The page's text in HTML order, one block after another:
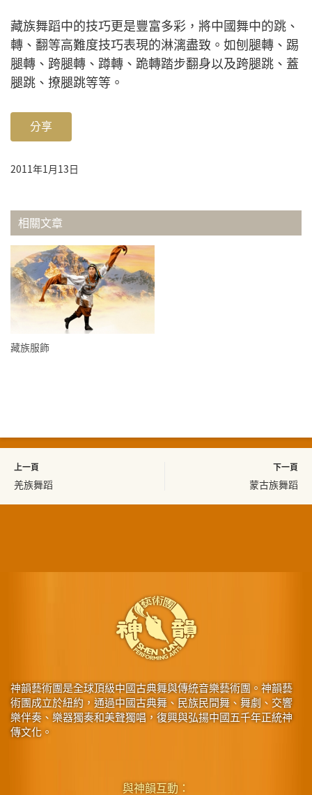
藏族舞蹈中的技巧更是豐富多彩，將中國舞中的跳、
轉、翻等高難度技巧表現的淋漓盡致。如刨腿轉、踢
腿轉、跨腿轉、蹲轉、跪轉踏步翻身以及跨腿跳、蓋
腿跳、撩腿跳等等。
分享
2011年1月13日
相關文章
藏族服飾
上一頁
羌族舞蹈
下一頁
蒙古族舞蹈
神韻藝術團是全球頂級中國古典舞與傳統音樂藝術團。神韻藝
術團成立於紐約，通過中國古典舞、民族民間舞、舞劇、交響
樂伴奏、樂器獨奏和美聲獨唱，復興與弘揚中國五千年正統神
傳文化。
與神韻互動：